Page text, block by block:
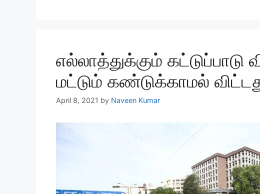
எல்லாத்துக்கும் கட்டுப்பாடு
மட்டும் கண்டுக்காமல்
April 8, 2021 by Naveen Kumar